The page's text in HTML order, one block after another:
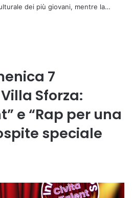
dei più giovani, mentre la…
7
Sforza:
e “Rap per una
speciale